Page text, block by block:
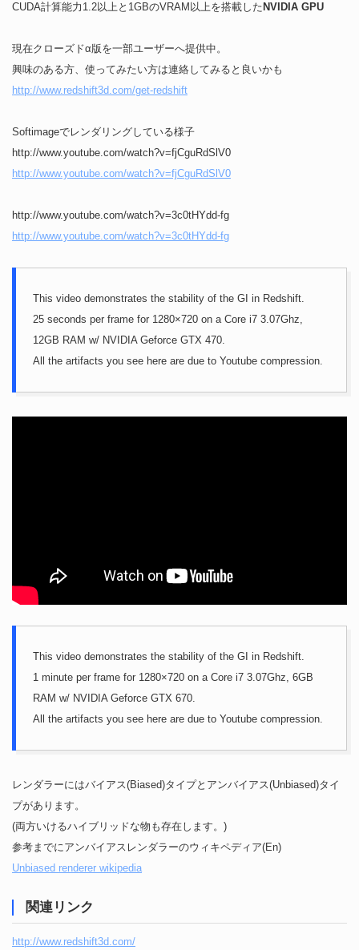
CUDA計算能力1.2以上と1GBのVRAM以上を搭載した NVIDIA GPU
現在クローズドα版を一部ユーザーへ提供中。
興味のある方、使ってみたい方は連絡してみると良いかも
http://www.redshift3d.com/get-redshift
Softimageでレンダリングしている様子
http://www.youtube.com/watch?v=fjCguRdSlV0
http://www.youtube.com/watch?v=fjCguRdSlV0
http://www.youtube.com/watch?v=3c0tHYdd-fg
http://www.youtube.com/watch?v=3c0tHYdd-fg
This video demonstrates the stability of the GI in Redshift.
25 seconds per frame for 1280×720 on a Core i7 3.07Ghz,
12GB RAM w/ NVIDIA Geforce GTX 470.
All the artifacts you see here are due to Youtube compression.
This video demonstrates the stability of the GI in Redshift.
1 minute per frame for 1280×720 on a Core i7 3.07Ghz, 6GB
RAM w/ NVIDIA Geforce GTX 670.
All the artifacts you see here are due to Youtube compression.
レンダラーにはバイアス(Biased)タイプとアンバイアス(Unbiased)タイ
プがあります。
(両方いけるハイブリッドな物も存在します。)
参考までにアンバイアスレンダラーのウィキペディア(En)
Unbiased renderer wikipedia
関連リンク
http://www.redshift3d.com/